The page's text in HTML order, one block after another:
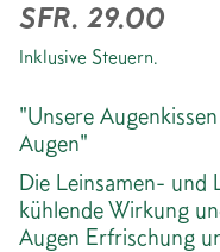
SFR. 29.00
Inklusive Steuern.
"Unsere
Augen"
Die Leinsamen- und
kühlende Wirkung
Augen Erfrischung